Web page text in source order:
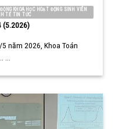
KHOA HỌC HOẠT ĐỘNG SINH VIÊN
TẾ TIN TỨC
(5.2026)
năm 2026, Khoa Toán